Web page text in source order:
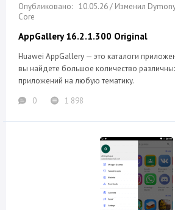
10.05.26 / Изменил
Core
AppGallery 16.2.1.300 Original
Huawei AppGallery — это каталоги
вы найдете большое количество
приложений на любую тематику.
0
1 898